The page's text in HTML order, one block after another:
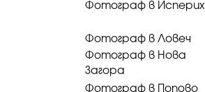
Фотограф в Исперих
Фотограф в Ловеч
Фотограф в Нова
Загора
Фотограф в Попово